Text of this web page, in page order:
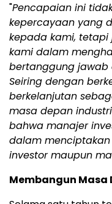
"Pencapaian ini
kepercayaan yang
kepada kami,
kami dalam
bertanggung jawab
Seiring dengan
berkelanjutan
masa depan
bahwa manajer
dalam
investor maupun
Membangun